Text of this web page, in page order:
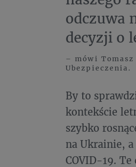
odczuwa
decyzji o
– mówi
Ubezpieczenia.
By to
kontekście
szybko
na Ukrainie,
COVID-19.